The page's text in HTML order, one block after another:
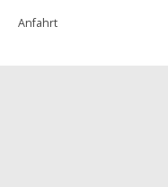
Anfahrt